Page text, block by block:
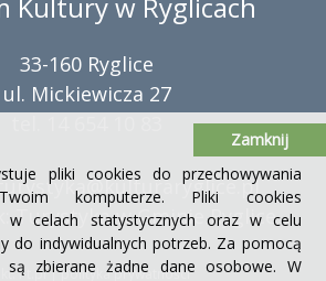
33-160 Ryglice
ul. Mickiewicza 27
Turystyka w Gminie Ryglice
i-t.pl|polityka prywatności
pliki cookies do przechowywania
komputerze. Pliki cookies
w celach statystycznych oraz w celu
do indywidualnych potrzeb. Za pomocą
zbierane żadne dane osobowe. W
Zamknij